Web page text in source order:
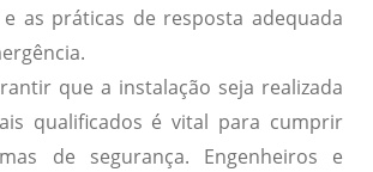
as práticas de resposta adequada
que a instalação seja realizada
qualificados é vital para cumprir
de segurança. Engenheiros e